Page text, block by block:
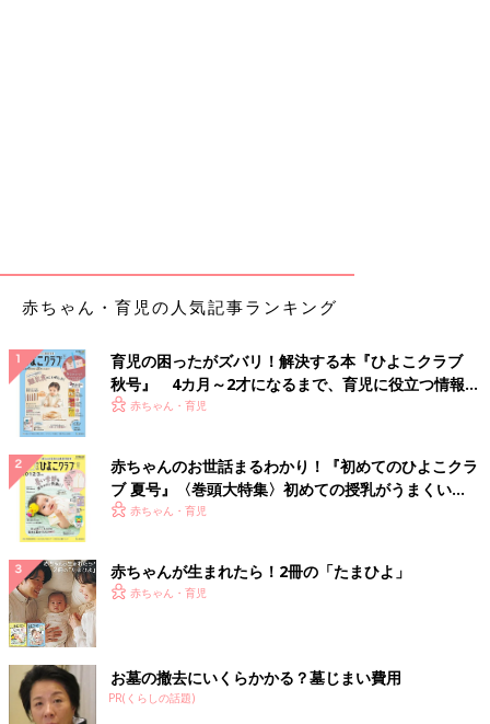
赤ちゃん・育児の人気記事ランキング
育児の困ったがズバリ！解決する本『ひよこクラブ
秋号』 4カ月～2才になるまで、育児に役立つ情報が
いっぱい！
赤ちゃん・育児
赤ちゃんのお世話まるわかり！『初めてのひよこクラ
ブ 夏号』〈巻頭大特集〉初めての授乳がうまくい
く！ おっぱい・ミルクの基本と夏のトラブル 解決テ
赤ちゃん・育児
赤ちゃんが生まれたら！2冊の「たまひよ」
赤ちゃん・育児
お墓の撤去にいくらかかる？墓じまい費用
PR(くらしの話題)